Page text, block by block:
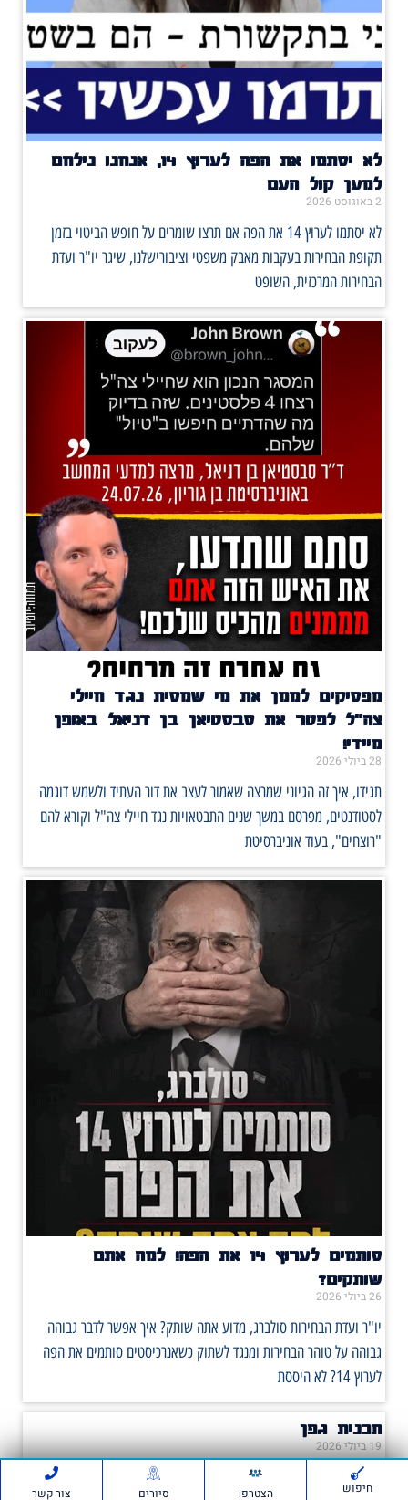
לא יסתמו את הפה לערוץ 14, אנחנו נילחם
למען קול העם
2 באוגוסט 2026
לא יסתמו לערוץ 14 את הפה אם תרצו שומרים על חופש הביטוי בזמן
תקופת הבחירות בעקבות מאבק משפטי וציבורישלנו, שיגר יו"ר ועדת
הבחירות המרכזית, השופט
מפסיקים לממן את מי שמסית נגד חיילי
צה"ל לפטר את סבסטיאן בן דניאל באופן
מיידי!
28 ביולי 2026
תגידו, איך זה הגיוני שמרצה שאמור לעצב את דור העתיד ולשמש דוגמה
לסטודנטים, מפרסם במשך שנים התבטאויות נגד חיילי צה"ל וקורא להם
"רוצחים", בעוד אוניברסיטת
סותמים לערוץ 14 את הפה! למה אתם
שותקים?
26 ביולי 2026
יו"ר ועדת הבחירות סולברג, מדוע אתה שותק? איך אפשר לדבר גבוהה
גבוהה על טוהר הבחירות ומנגד לשתוק כשאנרכיסטים סותמים את הפה
לערוץ 14? לא היססת
תכנית גפן
19 ביולי 2026
מחוברים לחינוך התוכניות שלנו בבתי הספר 'אם תרצו' היא התנועה
חיפוש הצטרפi סיורים צור קשר